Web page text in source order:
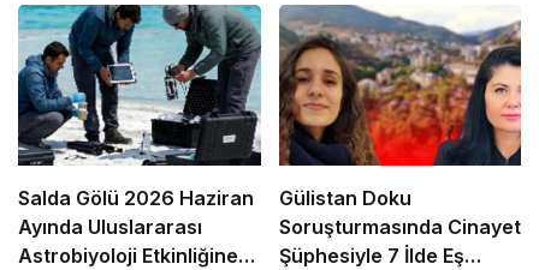
Salda Gölü 2026 Haziran
Ayında Uluslararası
Astrobiyoloji Etkinliğine
Gülistan Doku
Soruşturmasında Cinayet
Şüphesiyle 7 İlde Eş